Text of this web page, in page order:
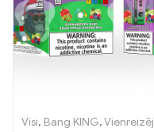
Visi, Bang KING,Vienreizējās lietošanas e-cigaretes Lietuva